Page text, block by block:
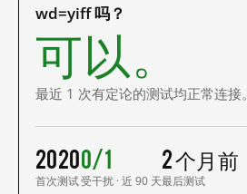
wd=yiff 吗？
可以。
最近 1 次有定论的测试均正常连接。
2020
首次测试
0/1
受干扰 · 近 90 天
2 个月前
最后测试